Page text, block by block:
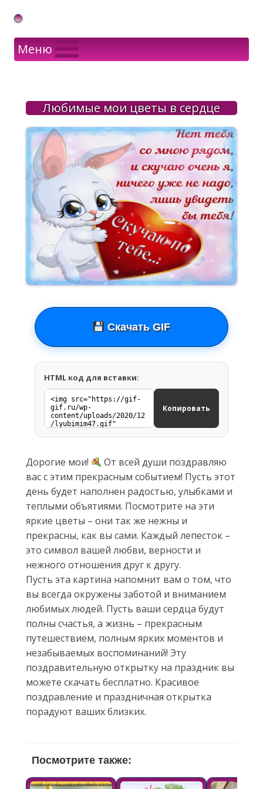
Gif Открытки в подарок
Меню
Любимые мои цветы в сердце
Скачать GIF
HTML код для вставки:
Копировать
Дорогие мои!
От всей души поздравляю
вас с этим прекрасным событием! Пусть этот
день будет наполнен радостью, улыбками и
теплыми объятиями. Посмотрите на эти
яркие цветы – они так же нежны и
прекрасны, как вы сами. Каждый лепесток –
это символ вашей любви, верности и
нежного отношения друг к другу.
Пусть эта картина напомнит вам о том, что
вы всегда окружены заботой и вниманием
любимых людей. Пусть ваши сердца будут
полны счастья, а жизнь – прекрасным
путешествием, полным ярких моментов и
незабываемых воспоминаний! Эту
поздравительную открытку на праздник вы
можете скачать бесплатно. Красивое
поздравление и праздничная открытка
порадуют ваших близких.
Посмотрите также: